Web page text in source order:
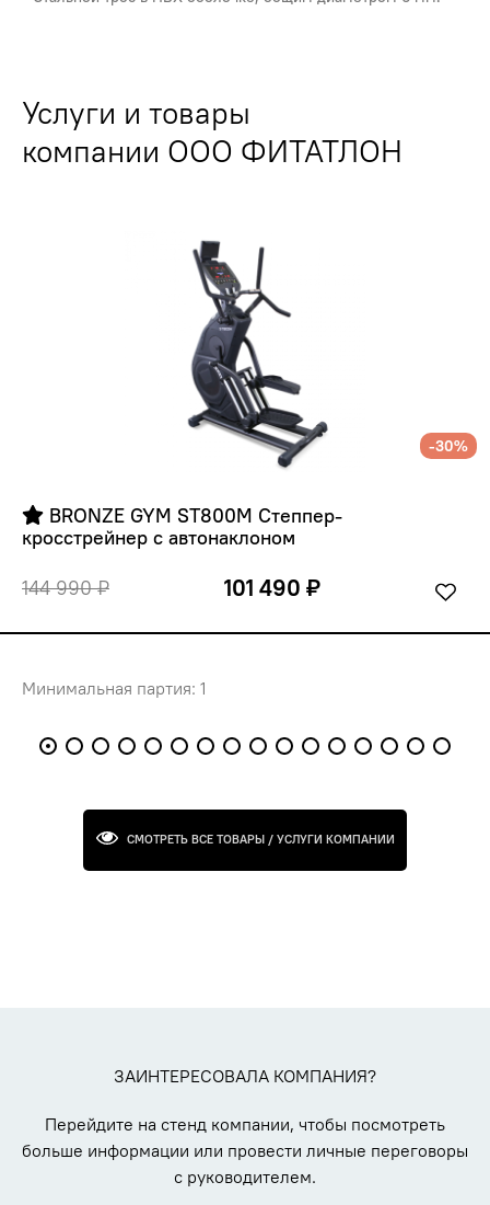
Услуги и товары
компании ООО ФИТАТЛОН
-30%
BRONZE GYM ST800M Степпер-
кросстрейнер с автонаклоном
144 990 ₽
101 490 ₽
Минимальная партия: 1
СМОТРЕТЬ ВСЕ ТОВАРЫ / УСЛУГИ КОМПАНИИ
ЗАИНТЕРЕСОВАЛА КОМПАНИЯ?
Перейдите на стенд компании, чтобы посмотреть
больше информации или провести личные переговоры
с руководителем.